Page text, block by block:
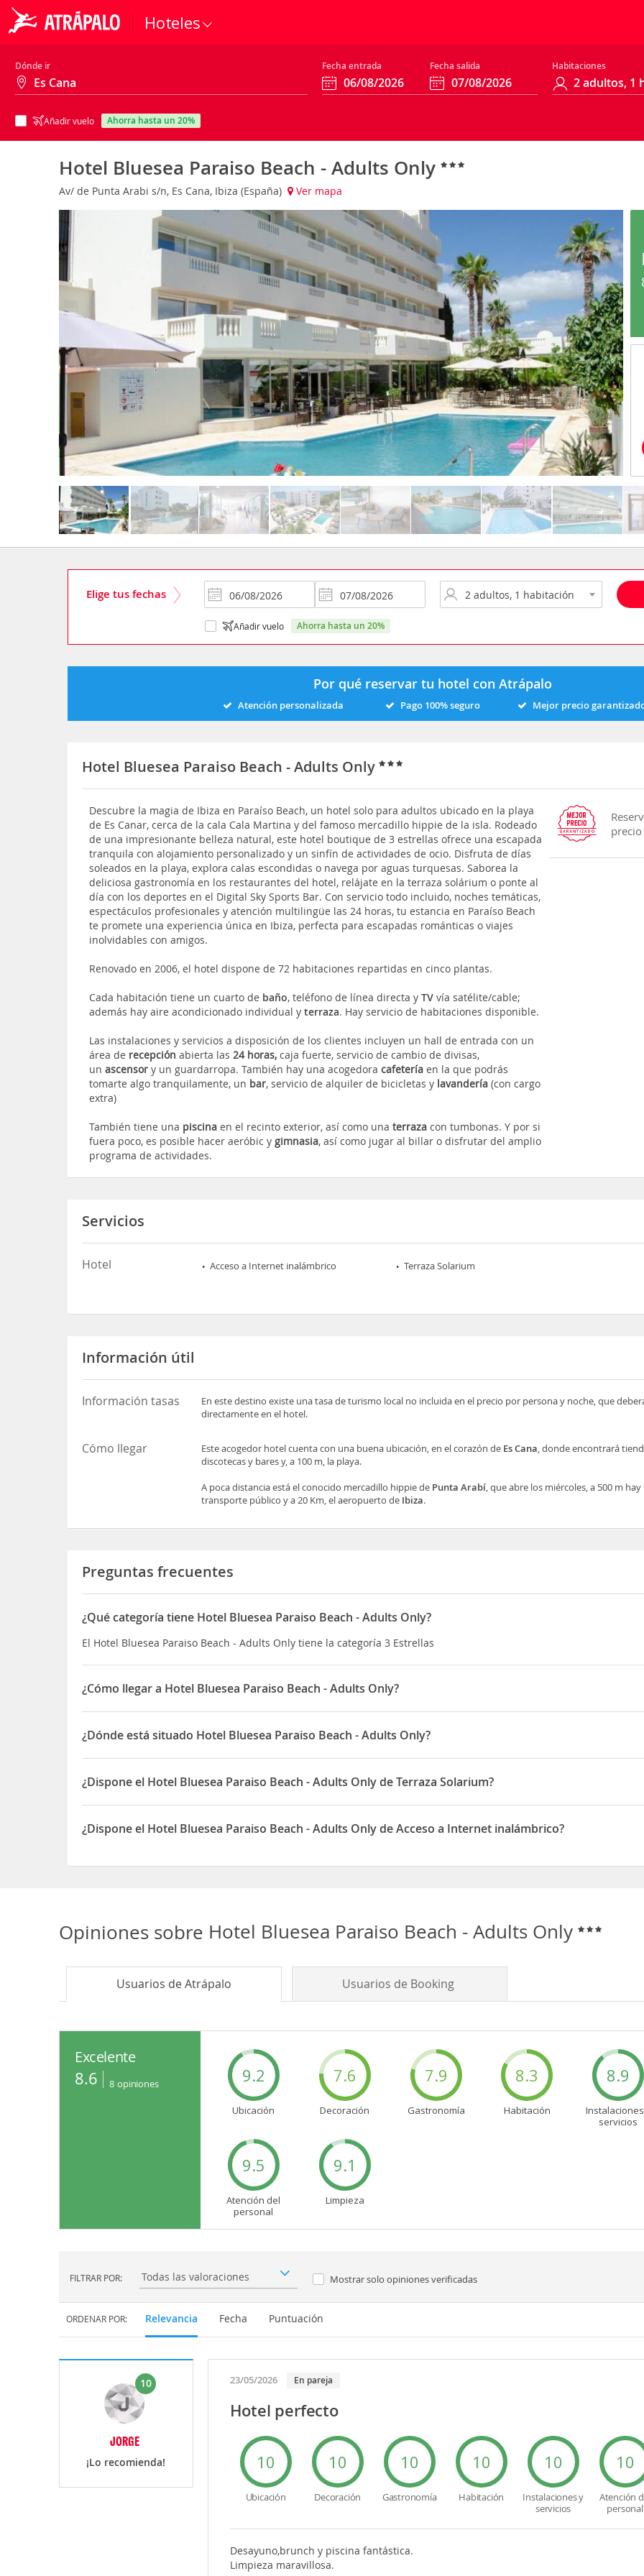
Hoteles
Dónde ir Fecha entrada Fecha salida Habitaciones
Añadir vuelo ahorra hasta un 20%
Hotel Bluesea Paraiso Beach - Adults Only
Av/ de Punta Arabi s/n, Es Cana, Ibiza (España) Ver mapa
Elige tus fechas
Añadir vuelo ahorra hasta un 20%
Por qué reservar tu hotel con Atrápalo
Atención personalizada Pago 100% seguro Mejor precio
Hotel Bluesea Paraiso Beach - Adults Only
Descubre la magia de Ibiza en Paraíso Beach, un hotel solo para adultos ubicado en la playa
de Es Canar, cerca de la cala Cala Martina y del famoso mercadillo hippie de la isla. Rodeado
de una impresionante belleza natural, este hotel boutique de 3 estrellas ofrece una escapada
tranquila con alojamiento personalizado y un sinfín de actividades de ocio. Disfruta de días
soleados en la playa, explora calas escondidas o navega por aguas turquesas. Saborea la
deliciosa gastronomía en los restaurantes del hotel, relájate en la terraza solárium o ponte al
día con los deportes en el Digital Sky Sports Bar. Con servicio todo incluido, noches temáticas,
espectáculos profesionales y atención multilingüe las 24 horas, tu estancia en Paraíso Beach
te promete una experiencia única en Ibiza, perfecta para escapadas románticas o viajes
inolvidables con amigos.
Renovado en 2006, el hotel dispone de 72 habitaciones repartidas en cinco plantas.
Cada habitación tiene un cuarto de baño, teléfono de línea directa yTV vía satélite/cable;
además hay aire acondicionado individual yterraza. Hay servicio de habitaciones disponible.
Las instalaciones y servicios a disposición de los clientes incluyen un hall de entrada con un
área de recepciónabierta las 24 horas, caja fuerte, servicio de cambio de divisas,
unascensory un guardarropa. También hay una acogedoracafeteríaen la que podrás
tomarte algo tranquilamente, un bar, servicio de alquiler de bicicletas y lavandería (con cargo
extra)
También tiene una piscinaen el recinto exterior, así como unaterrazacon tumbonas. Y por si
fuera poco, es posible hacer aeróbic y gimnasia, así como jugar al billar o disfrutar del amplio
programa de actividades.
Servicios
Hotel Acceso a Internet inalámbrico Terraza Solarium
Información útil
Información tasas
En este destino existe una tasa de turismo local no incluida en el precio por persona y noche, que
directamente en el hotel.
Cómo llegar Este acogedor hotel cuenta con una buena ubicación, en el corazón de Es Cana, donde encontrará
discotecas y bares y, a 100 m, la playa.
A poca distancia está el conocido mercadillo hippie de Punta Arabí, que abre los miércoles, a 500 m
transporte público y a 20 Km, el aeropuerto de Ibiza.
Preguntas frecuentes
¿Qué categoría tiene Hotel Bluesea Paraiso Beach - Adults Only?
El Hotel Bluesea Paraiso Beach - Adults Only tiene la categoría 3 Estrellas
¿Cómo llegar a Hotel Bluesea Paraiso Beach - Adults Only?
Este acogedor hotel cuenta con una buena ubicación, en el corazón deEs Cana, donde encontrará tiendas,
bares y, a 100 m, la playa.
A poca distancia está el conocido mercadillo hippie dePunta Arabí, que abre los miércoles, a 500 m hay una
¿Dónde está situado Hotel Bluesea Paraiso Beach - Adults Only?
El Hotel Bluesea Paraiso Beach - Adults Only está situado en Av/ de Punta Arabi s/n
¿Dispone el Hotel Bluesea Paraiso Beach - Adults Only de Terraza Solarium?
Sí, el Hotel Bluesea Paraiso Beach - Adults Only dispone de Terraza Solarium
¿Dispone el Hotel Bluesea Paraiso Beach - Adults Only de Acceso a Internet inalámbrico?
Opiniones sobre Hotel Bluesea Paraiso Beach - Adults Only
Usuarios deAtrápalo Usuarios de Booking
Excelente
8.6 8 opiniones 9.2
Ubicación
7.6
Decoración
7.9
Gastronomía
8.3
Habitación
8.9
servicios
9.5
Atención del
personal
9.1
Limpieza
FILTRAR POR: Filtrar por: Mostrar solo opiniones verificadas
ORDENAR POR: Relevancia Fecha Puntuación
10
JORGE
¡Lo recomienda!
23/05/2026 En pareja
Hotel perfecto
10
Ubicación
10
Decoración
10
Gastronomía
10
Habitación
10
Instalaciones y
servicios
10
Atención
personal
Desayuno,brunch y piscina fantástica.
Limpieza maravillosa.